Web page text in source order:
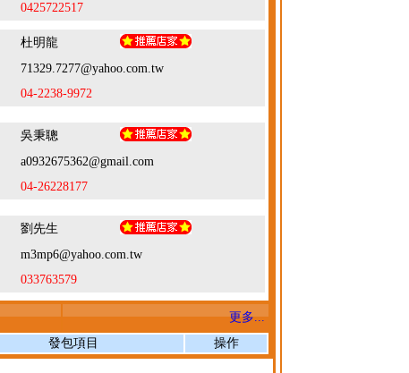
0425722517
杜明龍
71329.7277@yahoo.com.tw
04-2238-9972
吳秉聰
a0932675362@gmail.com
04-26228177
劉先生
m3mp6@yahoo.com.tw
033763579
更多...
發包項目 操作